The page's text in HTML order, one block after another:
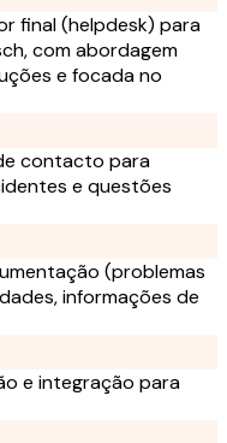
final (helpdesk) para
com abordagem
e focada no
contacto para
e questões
(problemas
informações de
e integração para